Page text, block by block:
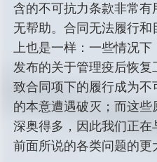
含的不可抗力条款非常
无帮助。合同无法履行
上也是一样：一些情况
发布的关于管理疫后恢
致合同项下的履行成为
的本意遭遇破灭；而这
深奥得多，因此我们正
前面所说的各类问题的更